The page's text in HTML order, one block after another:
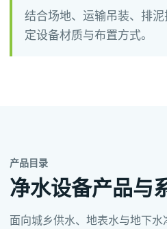
结合场地、运输吊装、排
定设备材质与布置方式。
产品目录
净水设备产品与
面向城乡供水、地表水与地下